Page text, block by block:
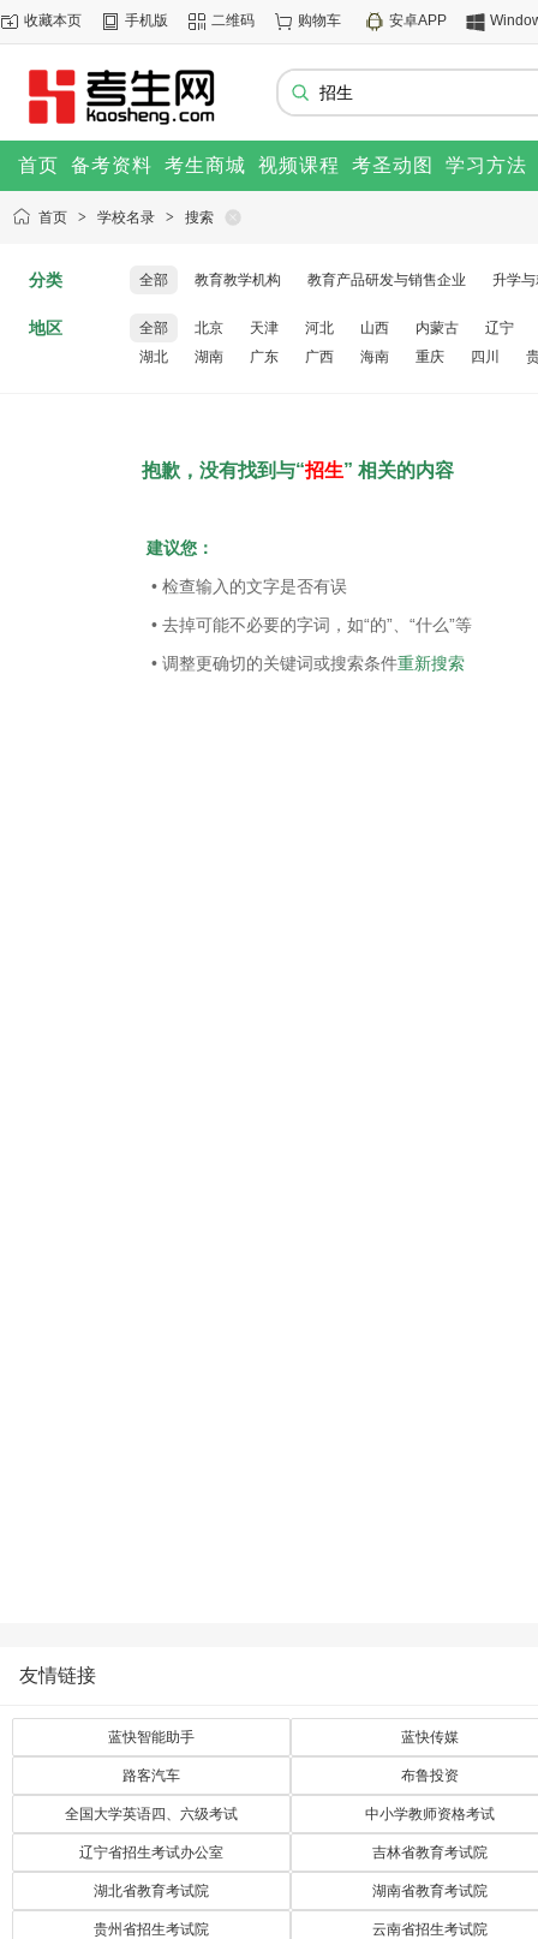
收藏本页 手机版 二维码 购物车 安卓APP
首页 备考资料 考生商城 视频课程 考圣动图 学习方法
首页 > 学校名录 > 搜索
分类 全部 教育教学机构 教育产品研发与销售企业 升学
地区 全部 北京 天津 河北 山西 内蒙古
辽宁
湖北
湖南 广东 广西 海南 重庆 四川
抱歉，没有找到与“招生” 相关的内容
建议您：
• 检查输入的文字是否有误
• 去掉可能不必要的字词，如“的”、“什么”等
• 调整更确切的关键词或搜索条件重新搜索
友情链接
蓝快智能助手 蓝快传媒
路客汽车 布鲁投资
全国大学英语四、六级考试 中小学教师资格考试
辽宁省招生考试办公室 吉林省教育考试院
湖北省教育考试院 湖南省教育考试院
贵州省招生考试院 云南省招生考试院